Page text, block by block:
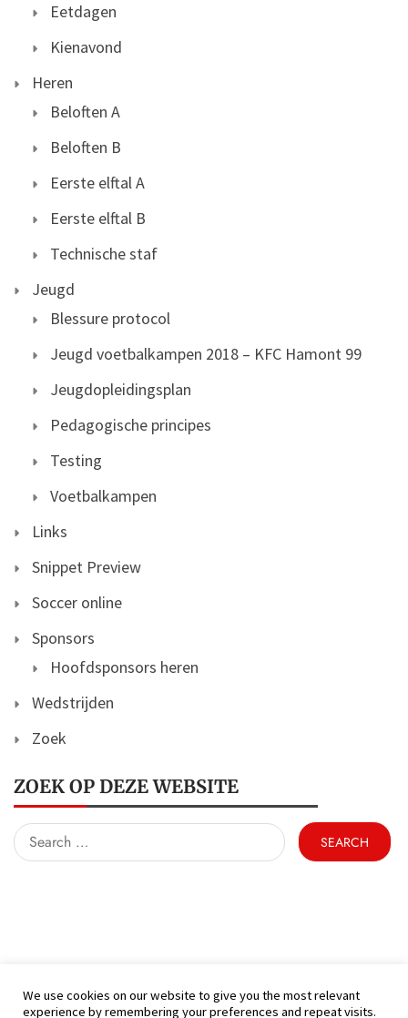
Eetdagen
Kienavond
Heren
Beloften A
Beloften B
Eerste elftal A
Eerste elftal B
Technische staf
Jeugd
Blessure protocol
Jeugd voetbalkampen 2018 – KFC Hamont 99
Jeugdopleidingsplan
Pedagogische principes
Testing
Voetbalkampen
Links
Snippet Preview
Soccer online
Sponsors
Hoofdsponsors heren
Wedstrijden
Zoek
ZOEK OP DEZE WEBSITE
Search
for:
We use cookies on our website to give you the most relevant
experience by remembering your preferences and repeat visits.